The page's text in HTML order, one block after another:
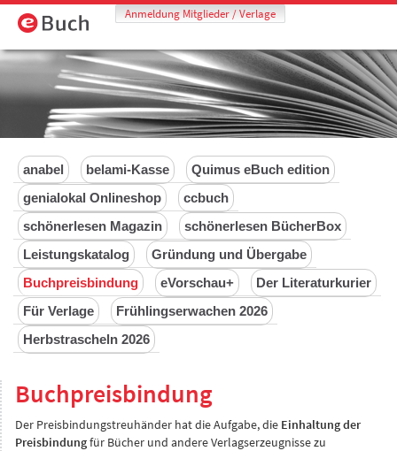
Anmeldung Mitglieder / Verlage
anabel belami-Kasse
Quimus eBuch edition
genialokal Onlineshop
ccbuch
schönerlesen Magazin
schönerlesen BücherBox
Leistungskatalog
Gründung und Übergabe
Buchpreisbindung
eVorschau+
Der Literaturkurier
Für Verlage
Frühlingserwachen 2026
Herbstrascheln 2026
Buchpreisbindung
Der Preisbindungstreuhänder hat die Aufgabe, die Einhaltung der
Preisbindungfür Bücher und andere Verlagserzeugnisse zu